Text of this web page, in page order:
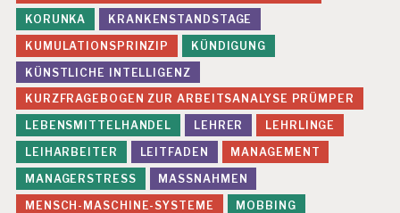
KORUNKA
KRANKENSTANDSTAGE
KUMULATIONSPRINZIP
KÜNDIGUNG
KÜNSTLICHE INTELLIGENZ
KURZFRAGEBOGEN ZUR ARBEITSANALYSE PRÜMPER
LEBENSMITTELHANDEL
LEHRER
LEHRLINGE
LEIHARBEITER
LEITFADEN
MANAGEMENT
MANAGERSTRESS
MASSNAHMEN
MENSCH-MASCHINE-SYSTEME
MOBBING